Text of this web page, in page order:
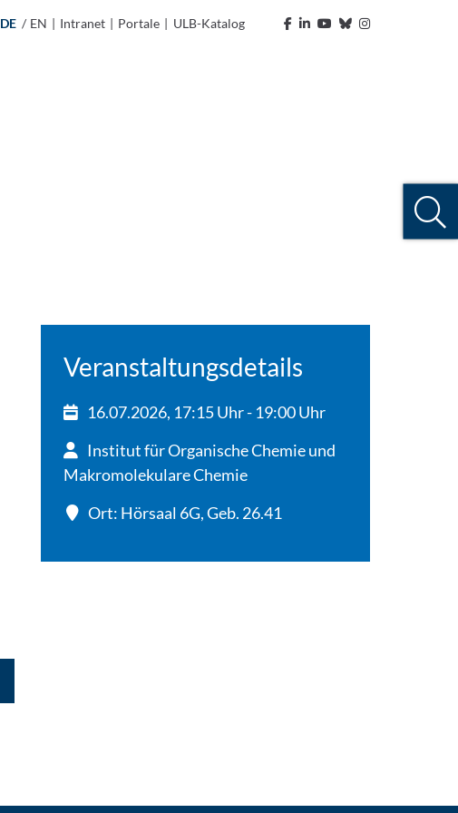
DE / EN | Intranet | Portale | ULB-Katalog
Veranstaltungsdetails
16.07.2026, 17:15 Uhr - 19:00 Uhr
Institut für Organische Chemie und
Makromolekulare Chemie
Ort: Hörsaal 6G, Geb. 26.41